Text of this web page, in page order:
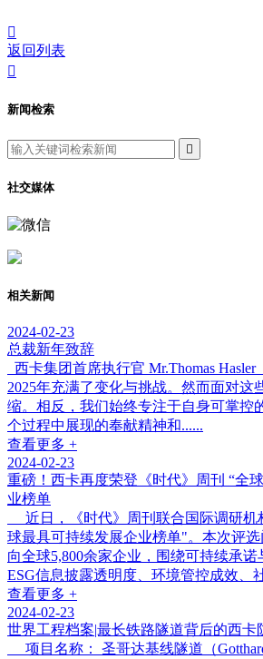

返回列表

新闻检索

社交媒体
相关新闻
2024-02-23
总裁新年致辞
西卡集团首席执行官 Mr.Thomas
2025年充满了变化与挑战。然而面对这
缩。相反，我们始终专注于自身可掌控
个过程中展现的奉献精神和......
查看更多 +
2024-02-23
重磅！西卡再度荣登《时代》周刊 “全
业榜单
近日，《时代》周刊联合国际调研机
球最具可持续发展企业榜单"。本次评
向全球5,800余家企业，围绕可持续承诺
ESG信息披露透明度、环境管控成效、
查看更多 +
2024-02-23
世界工程档案|最长铁路隧道背后的西卡
项目名称： 圣哥达基线隧道（